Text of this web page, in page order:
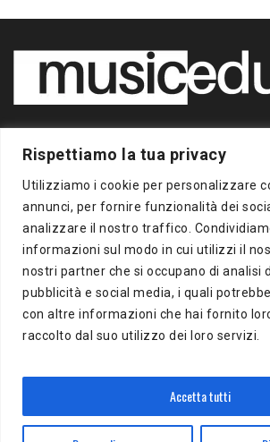
Rispettiamo la tua privacy
Utilizziamo i cookie per personalizzare
annunci, per fornire funzionalità dei
analizzare il nostro traffico.
informazioni sul modo in cui utilizzi il
nostri partner che si occupano di analisi
pubblicità e social media, i quali
con altre informazioni che hai fornito
raccolto dal suo utilizzo dei loro servizi.
Accetta tutti
di Piero Chianura
P.IVA 12412930963
Tutti i diritti riservati
Musiceduè un supplemento online
Autorizzazione presso il Tribunale di
16/10/2012